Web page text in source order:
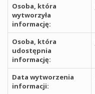
Osoba, która
wytworzyła
informację:
Osoba, która
udostępnia
informację:
Data wytworzenia
informacji: